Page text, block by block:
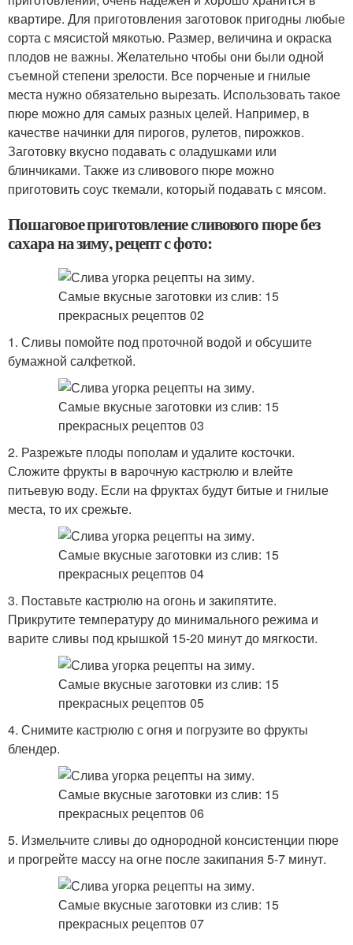
квартире. Для приготовления заготовок пригодны любые
сорта с мясистой мякотью. Размер, величина и окраска
плодов не важны. Желательно чтобы они были одной
съемной степени зрелости. Все порченые и гнилые
места нужно обязательно вырезать. Использовать такое
пюре можно для самых разных целей. Например, в
качестве начинки для пирогов, рулетов, пирожков.
Заготовку вкусно подавать с оладушками или
блинчиками. Также из сливового пюре можно
приготовить соус ткемали, который подавать с мясом.
Пошаговое приготовление сливового пюре без
сахара на зиму, рецепт с фото:
1. Сливы помойте под проточной водой и обсушите
бумажной салфеткой.
2. Разрежьте плоды пополам и удалите косточки.
Сложите фрукты в варочную кастрюлю и влейте
питьевую воду. Если на фруктах будут битые и гнилые
места, то их срежьте.
3. Поставьте кастрюлю на огонь и закипятите.
Прикрутите температуру до минимального режима и
варите сливы под крышкой 15-20 минут до мягкости.
4. Снимите кастрюлю с огня и погрузите во фрукты
блендер.
5. Измельчите сливы до однородной консистенции пюре
и прогрейте массу на огне после закипания 5-7 минут.